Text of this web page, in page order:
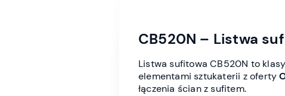
CB520N – Listwa
Listwa sufitowa CB520N to
elementami sztukaterii z oferty
łączenia ścian z sufitem.